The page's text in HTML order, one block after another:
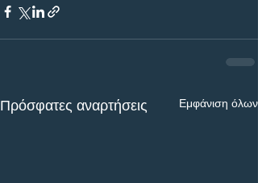
Πρόσφατες αναρτήσεις Εμφάνιση όλων